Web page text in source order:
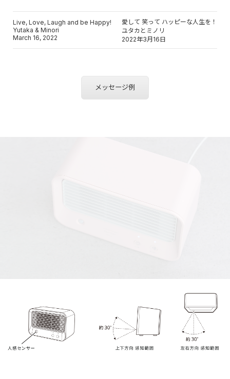
Live, Love, Laugh and be Happy!
Yutaka & Minori
March 16, 2022
愛して 笑って ハッピーな人生を！
ユタカとミノリ
2022年3月16日
メッセージ例